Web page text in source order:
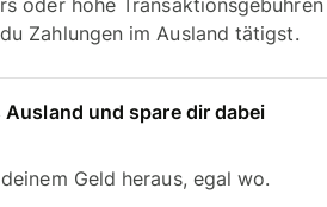
oder hohe Transaktionsgebühren
Zahlungen im Ausland tätigst.
Ausland und spare dir dabei
Geld heraus, egal wo.